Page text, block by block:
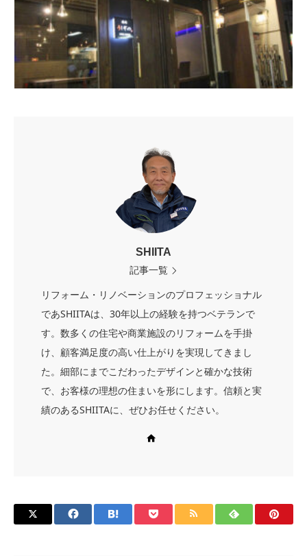
SHIITA
記事一覧
リフォーム・リノベーションのプロフェッショナル
であSHIITAは、30年以上の経験を持つベテランで
す。数多くの住宅や商業施設のリフォームを手掛
け、顧客満足度の高い仕上がりを実現してきまし
た。細部にまでこだわったデザインと確かな技術
で、お客様の理想の住まいを形にします。信頼と実
績のあるSHIITAに、ぜひお任せください。